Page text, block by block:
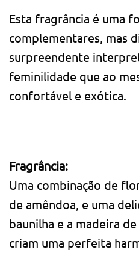
Esta fragrância é uma
complementares, mas
surpreendente
feminilidade que ao
confortável e exótica.
Fragrância:
Uma combinação de
de amêndoa, e uma
baunilha e a madeira
criam uma perfeita